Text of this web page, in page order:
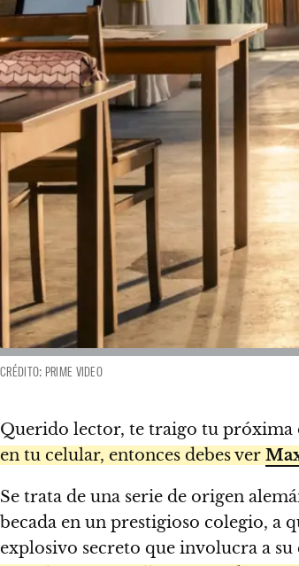
CRÉDITO: PRIME VIDEO
Querido lector, te traigo tu próxima
en tu celular, entonces debes ver
Se trata de una serie de origen
becada en un prestigioso colegio, a
explosivo secreto que involucra a